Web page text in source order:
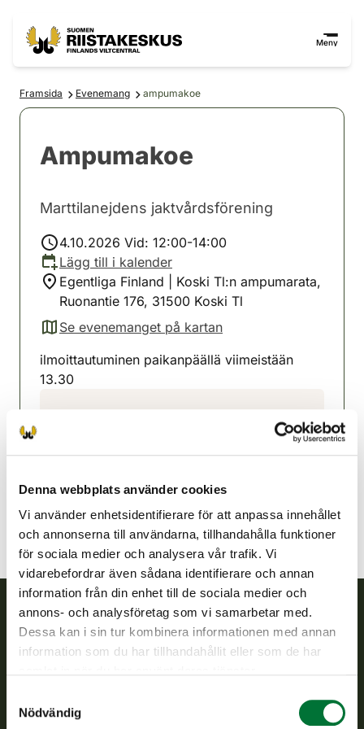
Denna webbplats använder cookies
Vi använder enhetsidentifierare för att anpassa innehållet
och annonserna till användarna, tillhandahålla funktioner
för sociala medier och analysera vår trafik. Vi
vidarebefordrar även sådana identifierare och annan
information från din enhet till de sociala medier och
annons- och analysföretag som vi samarbetar med.
Dessa kan i sin tur kombinera informationen med annan
information som du har tillhandahållit eller som de har
Nödvändig
Meny
Framsida Evenemang ampumakoe
Ampumakoe
Marttilanejdens jaktvårdsförening
4.10.2026 Vid: 12:00-14:00
Lägg till i kalender
Egentliga Finland | Koski Tl:n ampumarata,
Ruonantie 176, 31500 Koski Tl
Se evenemanget på kartan
(avautuu uuteen välilehteen)
ilmoittautuminen paikanpäällä viimeistään
13.30
Marttilanejdens jaktvårdsförening
0400 634976
Finlands viltcentral
verkställs och svarar för de offentliga förvaltningsuppgifter